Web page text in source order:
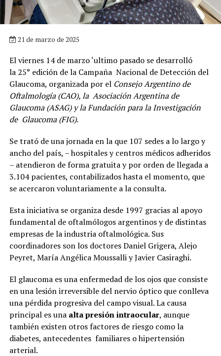
21 de marzo de 2025
El viernes 14 de marzo ‘ultimo pasado se desarrolló
la 25° edición de la Campaña Nacional de Detección del
Glaucoma, organizada por el Consejo Argentino de
Oftalmología (CAO), la Asociación Argentina de
Glaucoma (ASAG) y la Fundación para la Investigación
de Glaucoma (FIG).
Se trató de una jornada en la que 107 sedes a lo largo y
ancho del país, – hospitales y centros médicos adheridos
– atendieron de forma gratuita y por orden de llegada a
3.104 pacientes, contabilizados hasta el momento, que
se acercaron voluntariamente a la consulta.
Esta iniciativa se organiza desde 1997 gracias al apoyo
fundamental de oftalmólogos argentinos y de distintas
empresas de la industria oftalmológica. Sus
coordinadores son los doctores Daniel Grigera, Alejo
Peyret, María Angélica Moussalli y Javier Casiraghi.
El glaucoma es una enfermedad de los ojos que consiste
en una lesión irreversible del nervio óptico que conlleva
una pérdida progresiva del campo visual. La causa
principal es una alta presión intraocular, aunque
también existen otros factores de riesgo como la
diabetes, antecedentes familiares o hipertensión
arterial.